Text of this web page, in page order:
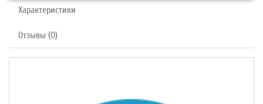
Характеристики
Отзывы (0)